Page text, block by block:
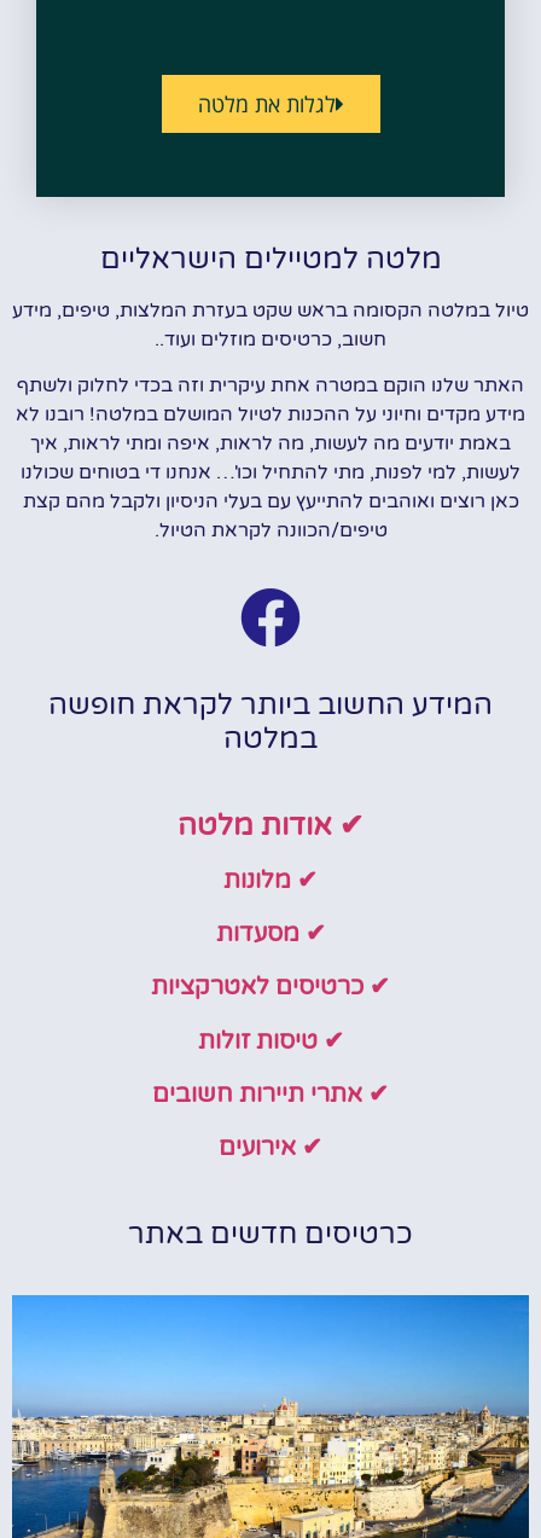
לגלות את מלטה
מלטה למטיילים הישראליים
טיול במלטה הקסומה בראש שקט בעזרת המלצות, טיפים, מידע
חשוב, כרטיסים מוזלים ועוד..
האתר שלנו הוקם במטרה אחת עיקרית וזה בכדי לחלוק ולשתף
מידע מקדים וחיוני על ההכנות לטיול המושלם במלטה! רובנו לא
באמת יודעים מה לעשות, מה לראות, איפה ומתי לראות, איך
לעשות, למי לפנות, מתי להתחיל וכו'… אנחנו די בטוחים שכולנו
כאן רוצים ואוהבים להתייעץ עם בעלי הניסיון ולקבל מהם קצת
טיפים/הכוונה לקראת הטיול.
המידע החשוב ביותר לקראת חופשה
במלטה
✔ אודות מלטה
✔ מלונות
✔ מסעדות
✔ כרטיסים לאטרקציות
✔ טיסות זולות
✔ אתרי תיירות חשובים
✔ אירועים
כרטיסים חדשים באתר